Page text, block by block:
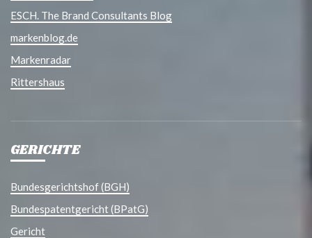
ESCH. The Brand Consultants Blog
markenblog.de
Markenradar
Rittershaus
GERICHTE
Bundesgerichtshof (BGH)
Bundespatentgericht (BPatG)
Gericht